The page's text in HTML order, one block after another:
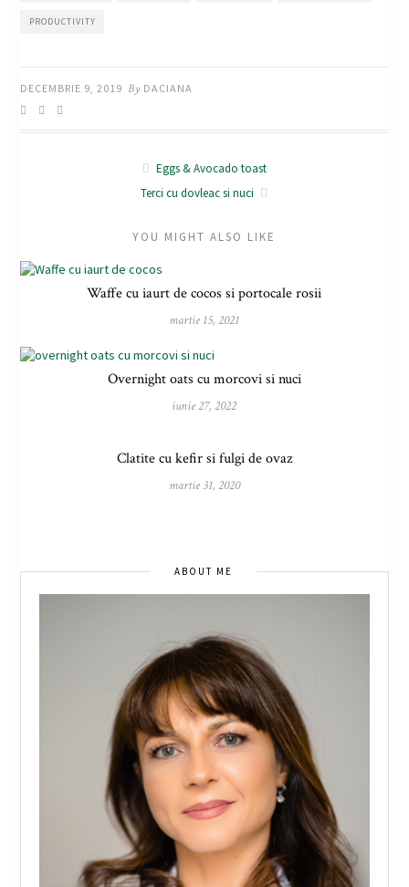
PRODUCTIVITY
DECEMBRIE 9, 2019 By DACIANA
Eggs & Avocado toast
Terci cu dovleac si nuci
YOU MIGHT ALSO LIKE
Waffe cu iaurt de cocos si portocale rosii
martie 15, 2021
Overnight oats cu morcovi si nuci
iunie 27, 2022
Clatite cu kefir si fulgi de ovaz
martie 31, 2020
ABOUT ME